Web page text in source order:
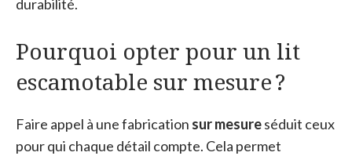
durabilité.
Pourquoi opter pour un lit
escamotable sur mesure ?
Faire appel à une fabrication sur mesureséduit ceux
pour qui chaque détail compte. Cela permet